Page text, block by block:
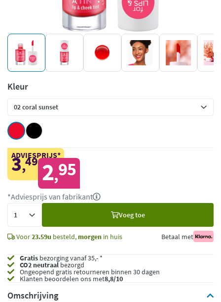
Kleur
ADVIESPRIJS*
3,49 2,95
*Adviesprijs van fabrikant
Voeg toe
Voor23.59u besteld, morgen in huis Betaal met
Gratis bezorging vanaf 35,- *
CO2 neutraalbezorgd
Ongeopend gratis retourneren binnen 30 dagen
Klanten beoordelen ons met8,8/10
Omschrijving